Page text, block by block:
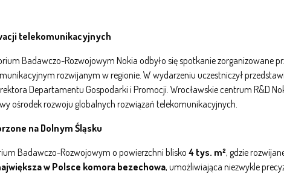
telekomunikacyjnych
Badawczo-Rozwojowym Nokia odbyło się spotkanie zorganizowane
rozwijanym w regionie. W wydarzeniu uczestniczył
Departamentu Gospodarki i Promocji. Wrocławskie centrum R&D
ośrodek rozwoju globalnych rozwiązań telekomunikacyjnych.
na Dolnym Śląsku
Badawczo-Rozwojowym o powierzchni blisko 4 tys. m², gdzie
w Polsce komora bezechowa, umożliwiająca niezwykle